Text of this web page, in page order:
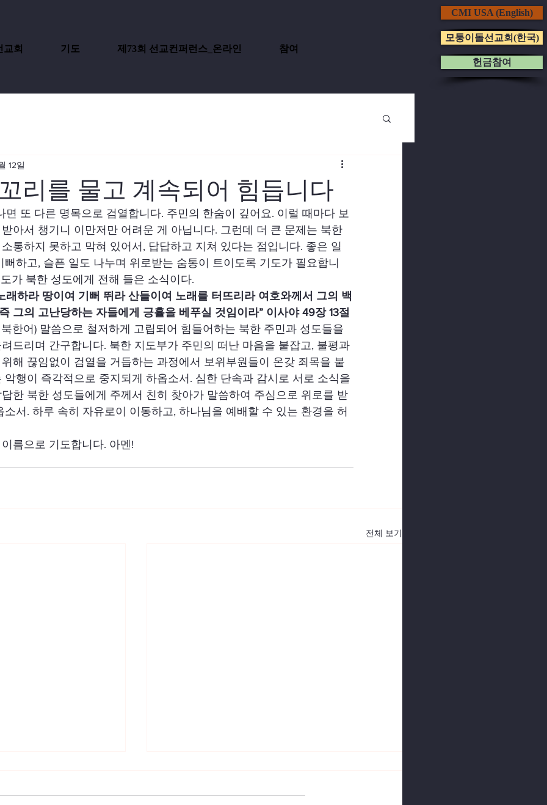
CMI USA (English)
회 기도 제73회 선교컨퍼런스_온라인 참여
모퉁이돌선교회(한국)
헌금참여
리를 물고 계속되어 힘듭니다
12일
면 또 다른 명목으로 검열합니다. 주민의 한숨이 깊어요. 이럴 때마다 보
아서 챙기니 이만저만 어려운 게 아닙니다. 그런데 더 큰 문제는 북한
통하지 못하고 막혀 있어서, 답답하고 지쳐 있다는 점입니다. 좋은 일
뻐하고, 슬픈 일도 나누며 위로받는 숨통이 트이도록 기도가 필요합니
가 북한 성도에게 전해 들은 소식이다.
래하라 땅이여 기뻐 뛰라 산들이여 노래를 터뜨리라 여호와께서 그의 백
그의 고난당하는 자들에게 긍휼을 베푸실 것임이라” 이사야 49장 13절
한어) 말씀으로 철저하게 고립되어 힘들어하는 북한 주민과 성도들을
드리며 간구합니다. 북한 지도부가 주민의 떠난 마음을 붙잡고, 불평과
해 끊임없이 검열을 거듭하는 과정에서 보위부원들이 온갖 죄목을 붙
악행이 즉각적으로 중지되게 하옵소서. 심한 단속과 감시로 서로 소식을
한 북한 성도들에게 주께서 친히 찾아가 말씀하여 주심으로 위로를 받
소서. 하루 속히 자유로이 이동하고, 하나님을 예배할 수 있는 환경을 허
름으로 기도합니다. 아멘!
전체 보기